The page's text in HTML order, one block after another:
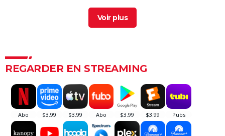
> Guide
Scream : Neve Campbell et Courteney Cox de retour
The Substance : personne n'est prêt pour ce film
d'horreur jouissif qui a secoué le Festival de Cannes
Insidious
Black Phone
REGARDER EN STREAMING